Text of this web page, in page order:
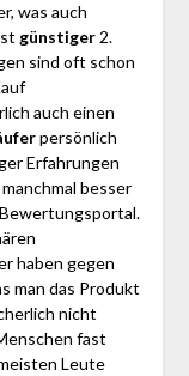
was auch
günstiger2.
sind oft schon
auch einen
persönlich
Erfahrungen
besser
haben gegen
man das Produkt
nicht
fast
Leute